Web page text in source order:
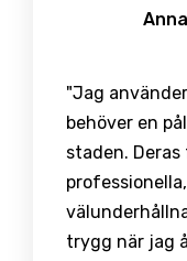
"Jag
behöver en
staden.
trygg när jag